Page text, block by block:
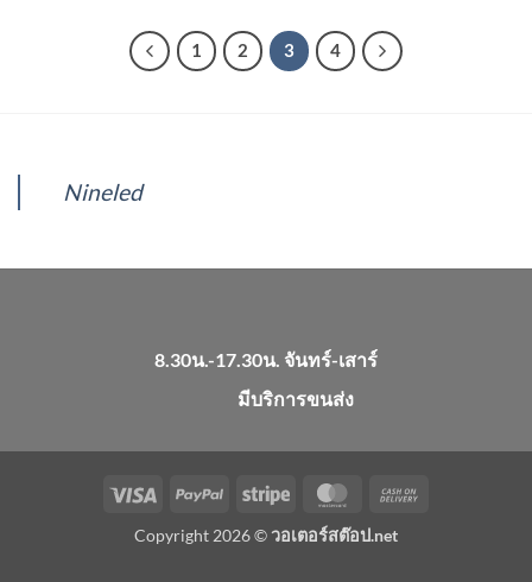
1 2 3 4
Nineled
8.30น.-17.30น. จันทร์-เสาร์
มีบริการขนส่ง
Visa PayPal Stripe MasterCard
Copyright 2026 ©วอเตอร์สต๊อป.net